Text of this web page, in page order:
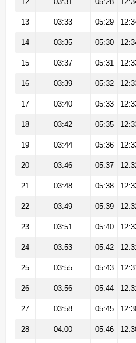
13 03:33 05:29
14 03:35 05:30
15 03:37 05:31
16 03:39 05:32
17 03:40 05:33
18 03:42 05:35
19 03:44 05:36
20 03:46 05:37
21 03:48 05:38
22 03:49 05:39
23 03:51 05:40
24 03:53 05:42
25 03:55 05:43
26 03:56 05:44
27 03:58 05:45
28 04:00 05:46